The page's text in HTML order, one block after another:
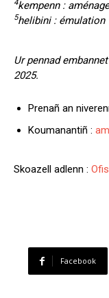
4kempenn :
5helibini : émulation
Ur pennad
2025.
Prenañ an
Koumanantiñ :
Skoazell adlenn :
Facebook